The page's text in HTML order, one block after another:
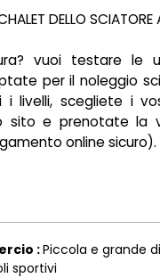
DELLO SCIATORE
vuoi testare le
per il noleggio
livelli, scegliete i
sito e prenotate la
online sicuro).
:Piccola e grande
sportivi